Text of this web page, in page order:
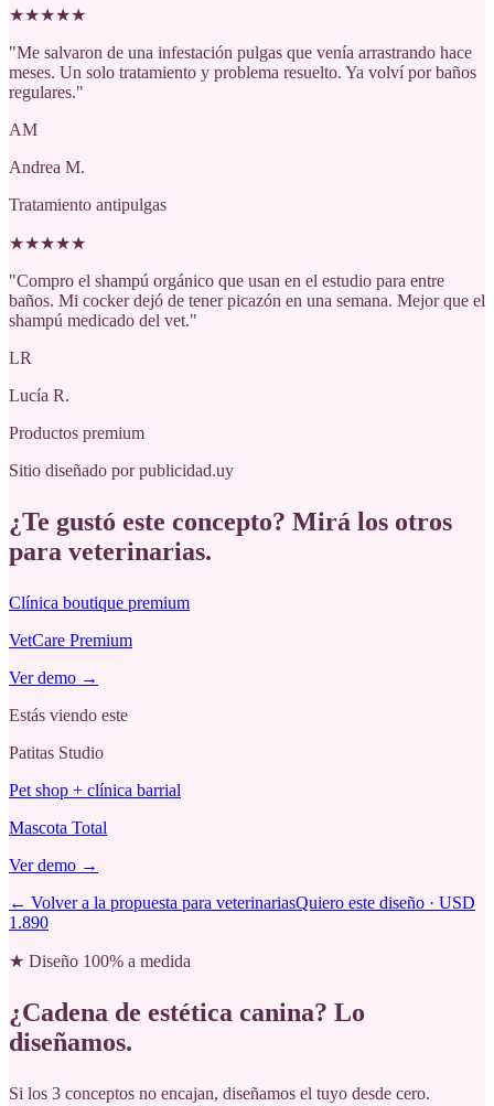
★★★★★
"Me salvaron de una infestación pulgas que venía arrastrando hace
meses. Un solo tratamiento y problema resuelto. Ya volví por baños
regulares."
AM
Andrea M.
Tratamiento antipulgas
★★★★★
"Compro el shampú orgánico que usan en el estudio para entre
baños. Mi cocker dejó de tener picazón en una semana. Mejor que el
shampú medicado del vet."
LR
Lucía R.
Productos premium
Sitio diseñado por publicidad.uy
¿Te gustó este concepto? Mirá los otros
para veterinarias.
Clínica boutique premium
VetCare Premium
Ver demo →
Estás viendo este
Patitas Studio
Pet shop + clínica barrial
Mascota Total
Ver demo →
← Volver a la propuesta para veterinariasQuiero este diseño · USD
1.890
★ Diseño 100% a medida
¿Cadena de estética canina? Lo
diseñamos.
Si los 3 conceptos no encajan, diseñamos el tuyo desde cero.